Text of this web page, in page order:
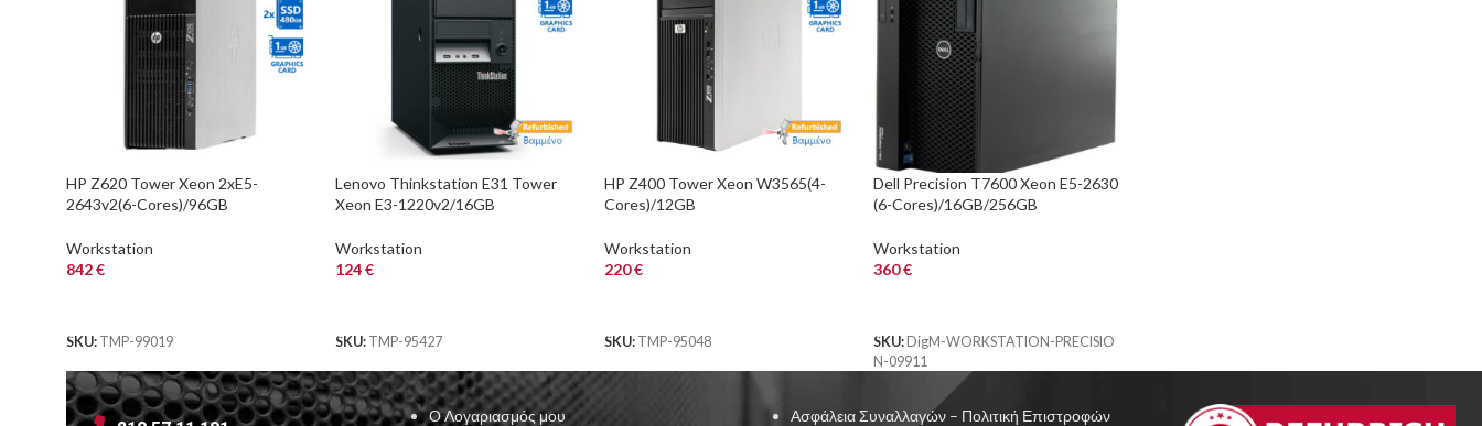
HP Z620 Tower Xeon 2xE5-
2643v2(6-Cores)/96GB
1GB/DVD/7P Grade A Workstation
Workstation
842€
SKU: TMP-99019
Lenovo Thinkstation E31 Tower
Xeon E3-1220v2/16GB
Grade A+ Workstation
Workstation
124€
SKU: TMP-95427
HP Z400 Tower Xeon W3565(4-
Cores)/12GB
1GB/7PGrade A+ Workstation
Refurbished PC
Workstation
220€
SKU: TMP-95048
Dell Precision T7600 Xeon E5-2630
(6-Cores)/16GB/256GB
NVS 310 512MB
Workstation
360€
SKU: DigM-WORKSTATION-PRECISIO
N-09911
Ο Λογαριασμός μου Ασφάλεια Συναλλαγών – Πολιτική Επιστροφών